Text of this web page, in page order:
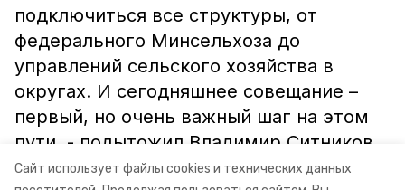
Сайт использует файлы cookies и технических данных
подключиться все структуры, от
федерального Минсельхоза до
управлений сельского хозяйства в
округах. И сегодняшнее совещание –
первый, но очень важный шаг на этом
пути, - подытожил Владимир Ситников.